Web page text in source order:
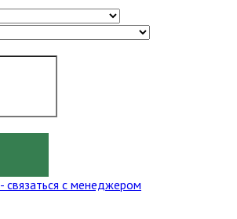
- связаться с менеджером